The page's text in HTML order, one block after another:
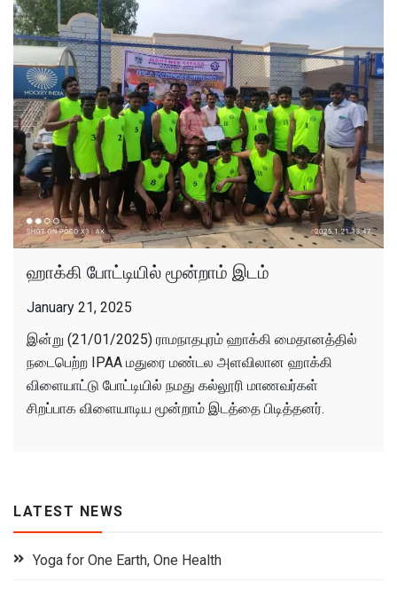
ஹாக்கி போட்டியில் மூன்றாம் இடம்
January 21, 2025
இன்று (21/01/2025) ராமநாதபுரம் ஹாக்கி மைதானத்தில்
நடைபெற்ற IPAA மதுரை மண்டல அளவிலான ஹாக்கி
விளையாட்டு போட்டியில் நமது கல்லூரி மாணவர்கள்
சிறப்பாக விளையாடிய மூன்றாம் இடத்தை பிடித்தனர்.
LATEST NEWS
Yoga for One Earth, One Health